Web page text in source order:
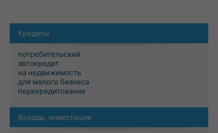
Кредиты
потребительский
автокредит
на недвижимость
для малого бизнеса
перекредитование
Вклады, инвестиции